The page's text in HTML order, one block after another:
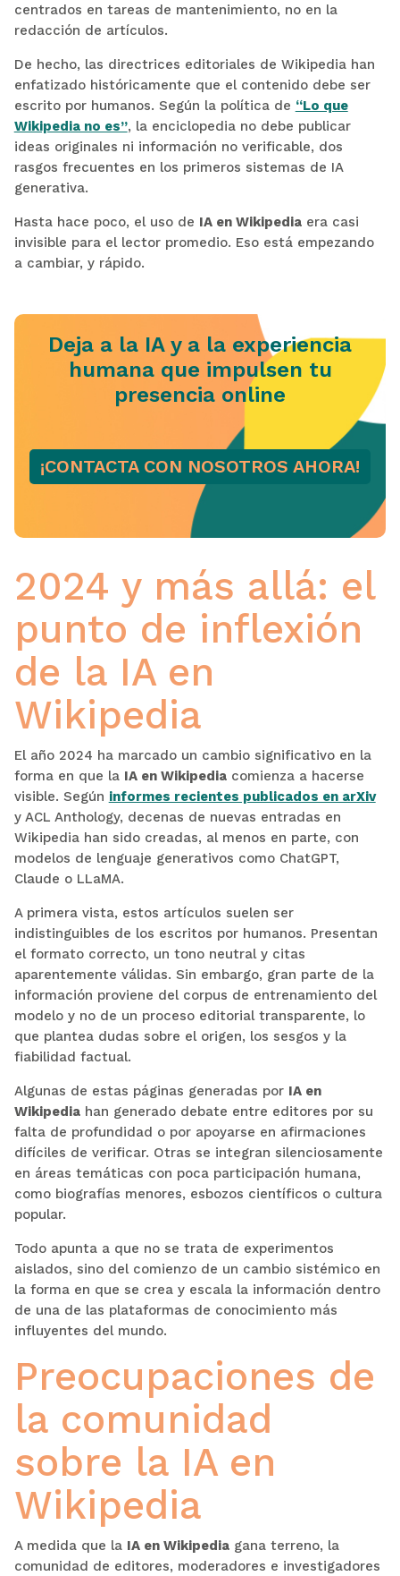
centrados en tareas de mantenimiento, no en la
redacción de artículos.
De hecho, las directrices editoriales de Wikipedia han
enfatizado históricamente que el contenido debe ser
escrito por humanos. Según la política de “Lo que
Wikipedia no es”, la enciclopedia no debe publicar
ideas originales ni información no verificable, dos
rasgos frecuentes en los primeros sistemas de IA
generativa.
Hasta hace poco, el uso de IA en Wikipediaera casi
invisible para el lector promedio. Eso está empezando
a cambiar, y rápido.
Deja a la IA y a la experiencia
humana que impulsen tu
presencia online
¡CONTACTA CON NOSOTROS AHORA!
2024 y más allá: el
punto de inflexión
de la IA en
Wikipedia
El año 2024 ha marcado un cambio significativo en la
forma en que la IA en Wikipediacomienza a hacerse
visible. Según informes recientes publicados en arXiv
y ACL Anthology, decenas de nuevas entradas en
Wikipedia han sido creadas, al menos en parte, con
modelos de lenguaje generativos como ChatGPT,
Claude o LLaMA.
A primera vista, estos artículos suelen ser
indistinguibles de los escritos por humanos. Presentan
el formato correcto, un tono neutral y citas
aparentemente válidas. Sin embargo, gran parte de la
información proviene del corpus de entrenamiento del
modelo y no de un proceso editorial transparente, lo
que plantea dudas sobre el origen, los sesgos y la
fiabilidad factual.
Algunas de estas páginas generadas por IA en
Wikipediahan generado debate entre editores por su
falta de profundidad o por apoyarse en afirmaciones
difíciles de verificar. Otras se integran silenciosamente
en áreas temáticas con poca participación humana,
como biografías menores, esbozos científicos o cultura
popular.
Todo apunta a que no se trata de experimentos
aislados, sino del comienzo de un cambio sistémico en
la forma en que se crea y escala la información dentro
de una de las plataformas de conocimiento más
influyentes del mundo.
Preocupaciones de
la comunidad
sobre la IA en
Wikipedia
A medida que la IA en Wikipediagana terreno, la
comunidad de editores, moderadores e investigadores